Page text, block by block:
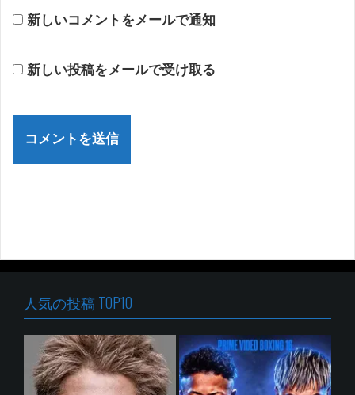
新しいコメントをメールで通知
新しい投稿をメールで受け取る
人気の投稿 TOP10